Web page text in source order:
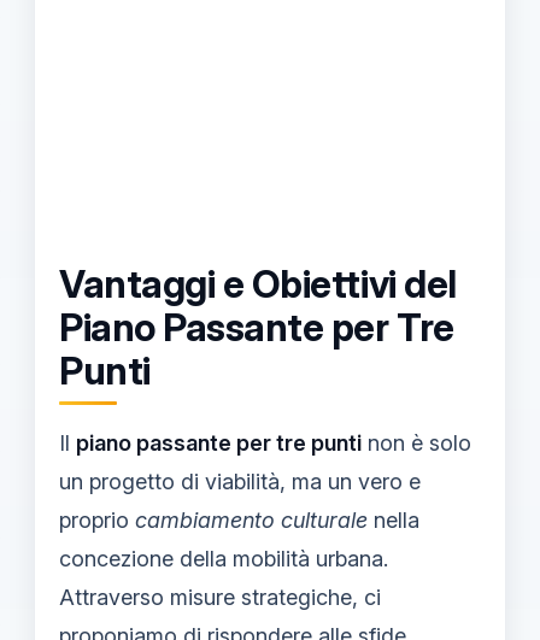
Vantaggi e Obiettivi del
Piano Passante per Tre
Punti
Il piano passante per tre punti non è solo
un progetto di viabilità, ma un vero e
proprio cambiamento culturale nella
concezione della mobilità urbana.
Attraverso misure strategiche, ci